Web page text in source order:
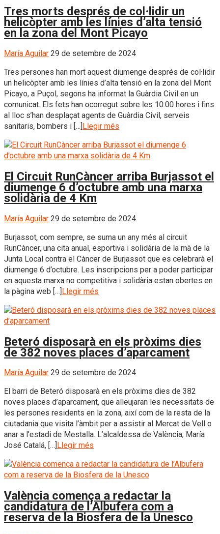
Tres morts després de col·lidir un
helicòpter amb les línies d’alta tensió
en la zona del Mont Picayo
María Aguilar 29 de setembre de 2024
Tres persones han mort aquest diumenge després de col·lidir
un helicòpter amb les línies d’alta tensió en la zona del Mont
Picayo, a Puçol, segons ha informat la Guàrdia Civil en un
comunicat. Els fets han ocorregut sobre les 10:00 hores i fins
al lloc s’han desplaçat agents de Guàrdia Civil, serveis
sanitaris, bombers i […]Llegir més
El Circuit RunCàncer arriba Burjassot el
diumenge 6 d’octubre amb una marxa
solidària de 4 Km
María Aguilar 29 de setembre de 2024
Burjassot, com sempre, se suma un any més al circuit
RunCàncer, una cita anual, esportiva i solidària de la mà de la
Junta Local contra el Càncer de Burjassot que es celebrarà el
diumenge 6 d’octubre. Les inscripcions per a poder participar
en aquesta marxa no competitiva i solidària estan obertes en
la pàgina web […]Llegir més
Beteró disposarà en els pròxims dies
de 382 noves places d’aparcament
María Aguilar 29 de setembre de 2024
El barri de Beteró disposarà en els pròxims dies de 382
noves places d’aparcament, que alleujaran les necessitats de
les persones residents en la zona, així com de la resta de la
ciutadania que visita l’àmbit per a assistir al Mercat de Vell o
anar a l’estadi de Mestalla. L’alcaldessa de València, María
José Catalá, […] Llegir més
València comença a redactar la
candidatura de l’Albufera com a
reserva de la Biosfera de la Unesco